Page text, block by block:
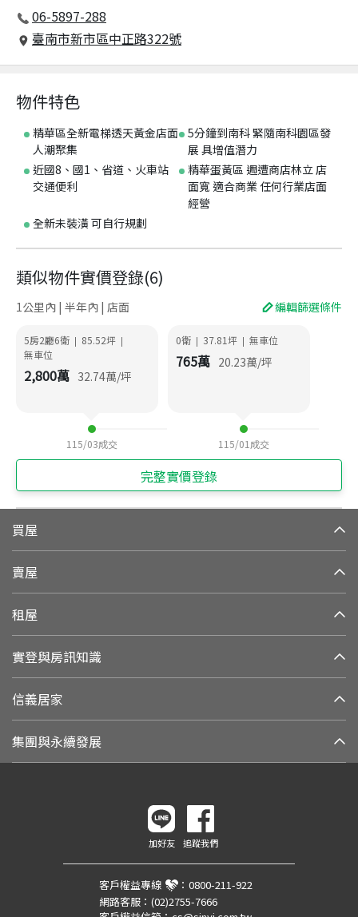
06-5897-288
臺南市新市區中正路322號
物件特色
精華區全新電梯透天黃金店面
人潮聚集
5分鐘到南科 緊隨南科園區發
展 具增值潛力
近國8、國1、省道、火車站
交通便利
精華蛋黃區 週遭商店林立 店
面寬 適合商業 任何行業店面
經營
全新未裝潢 可自行規劃
類似物件實價登錄(6)
1公里內 | 半年內 | 店面 編輯篩選條件
5房2廳6衛 | 85.52坪 |
無車位
2,800萬 32.74萬/坪
115/03成交
0衛 | 37.81坪 | 無車位
765萬 20.23萬/坪
115/01 成交
完整實價登錄
買屋
賣屋
租屋
實登與房訊知識
信義居家
集團與永續發展
加好友 追蹤我們
客戶權益專線 ： 0800-211-922
網路客服： (02)2755-7666